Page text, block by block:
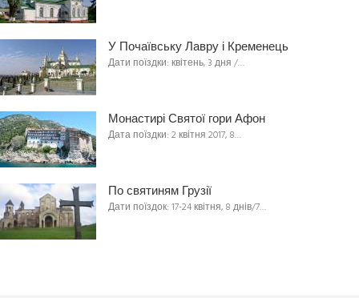
У Почаївську Лавру і Кременець
Дати поїздки: квітень, 3 дня /…
Монастирі Святої гори Афон
Дата поїздки: 2 квітня 2017, 8…
По святиням Грузії
Дати поїздок: 17-24 квітня, 8 днів/7…